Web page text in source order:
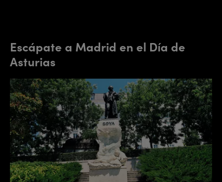
Escápate a Madrid en el Día de
Asturias